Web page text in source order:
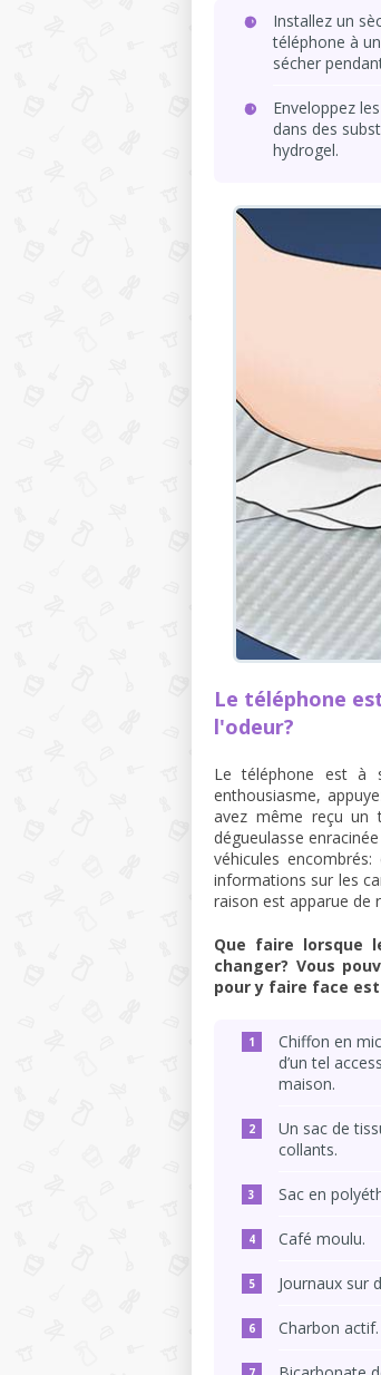
Installez un
téléphone à
sécher
Enveloppez
dans des
hydrogel.
Le téléphone
l'odeur?
Le téléphone est à
enthousiasme,
avez même reçu un
dégueulasse
véhicules
informations sur les
raison est apparue de
Que faire lorsque
changer? Vous
pour y faire face
Chiffon en
d’un tel
maison.
Un sac de
collants.
Sac en
Café moulu.
Journaux sur
Charbon actif.